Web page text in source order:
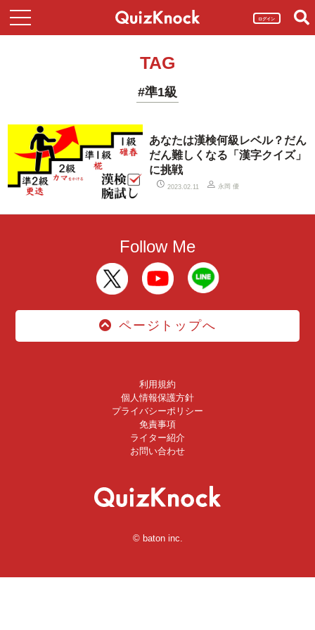
ログイン
TAG
#準1級
あなたは漢検何級レベル？だん
だん難しくなる「漢字クイズ」
に挑戦
2023.02.11 永岡 優
Follow Me
ページトップへ
利用規約
個人情報保護方針
プライバシーポリシー
免責事項
ライター紹介
お問い合わせ
© baton inc.